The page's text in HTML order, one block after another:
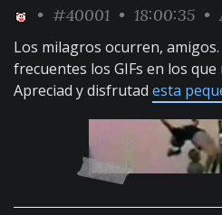
• #40001 • 18:00:35 •
Los milagros ocurren,
frecuentes los GIFs en los
Apreciad y disfrutad esta